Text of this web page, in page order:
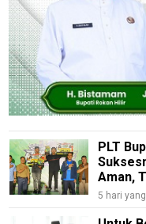
PLT
Aman,
5 hari
Bansos
N
W
jawabarat